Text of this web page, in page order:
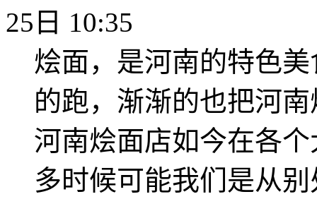
25日 10:35
烩面，是河南的特色
的跑，渐渐的也把河
河南烩面店如今在各
多时候可能我们是从